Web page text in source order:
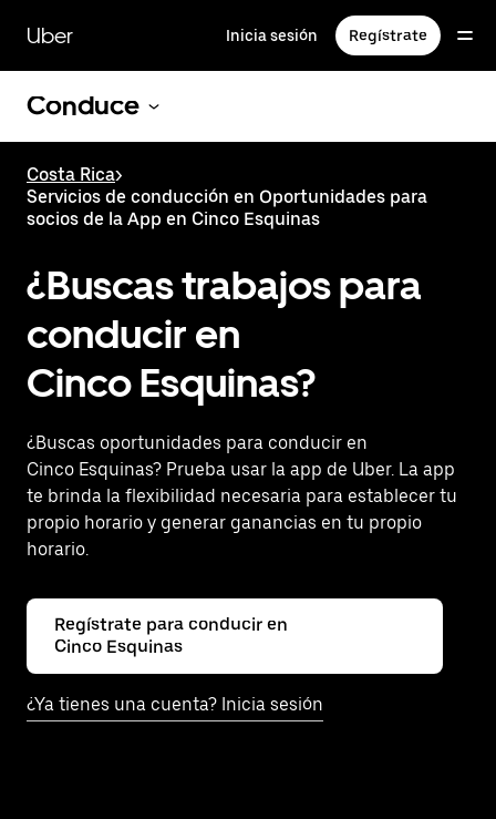
contenido
principal
Uber Inicia sesión Regístrate
Conduce
Costa Rica>
Servicios de conducción en Oportunidades para
socios de la App en Cinco Esquinas
¿Buscas trabajos para
conducir en
Cinco Esquinas?
¿Buscas oportunidades para conducir en
Cinco Esquinas? Prueba usar la app de Uber. La app
te brinda la flexibilidad necesaria para establecer tu
propio horario y generar ganancias en tu propio
horario.
Regístrate para conducir en
Cinco Esquinas
¿Ya tienes una cuenta? Inicia sesión